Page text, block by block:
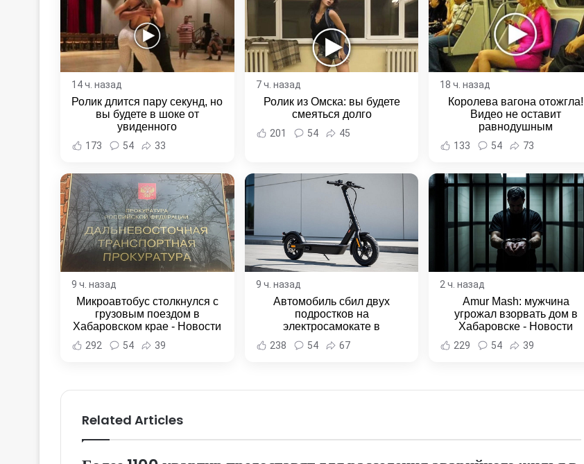
14 ч. назад
Ролик длится пару секунд, но
вы будете в шоке от
увиденного
173 54 33
7 ч. назад
Ролик из Омска: вы будете
смеяться долго
201 54 45
18 ч. назад
Королева вагона отожгла!
Видео не оставит
равнодушным
133 54 73
9 ч. назад
Микроавтобус столкнулся с
грузовым поездом в
Хабаровском крае - Новости
Хабаровска и Хабаровского
края
292 54 39
9 ч. назад
Автомобиль сбил двух
подростков на
электросамокате в
Комсомольске-на-Амуре -
Новости Хабаровска и
238 54 67
2 ч. назад
Amur Mash: мужчина
угрожал взорвать дом в
Хабаровске - Новости
Хабаровска и Хабаровского
края
229 54 39
Related Articles